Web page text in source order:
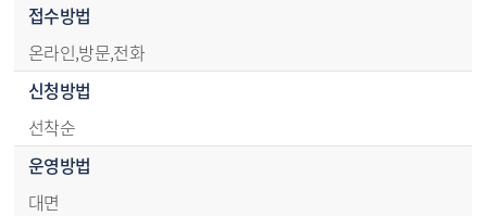
접수방법
온라인,방문,전화
신청방법
선착순
운영방법
대면